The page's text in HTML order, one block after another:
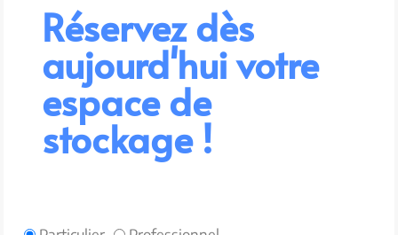
Réservez dès
aujourd'hui votre
espace de
stockage !